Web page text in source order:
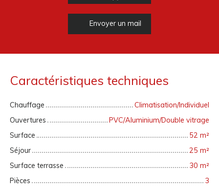
Envoyer un mail
Caractéristiques techniques
Chauffage
Climatisation/Individuel
Ouvertures
PVC/Aluminium/Double vitrage
Surface
52 m²
Séjour
25 m²
Surface terrasse
30 m²
Pièces
3